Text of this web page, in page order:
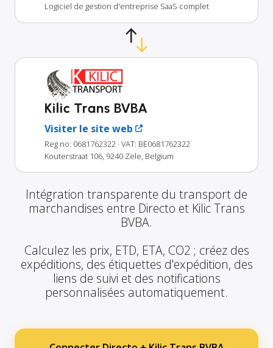
Logiciel de gestion d'entreprise SaaS complet
Kilic Trans BVBA
Visiter le site web
Reg no: 0681762322 · VAT: BE0681762322
Kouterstraat 106, 9240 Zele, Belgium
Intégration transparente du transport de
marchandises entre Directo et Kilic Trans
BVBA.
Calculez les prix, ETD, ETA, CO2 ; créez des
expéditions, des étiquettes d'expédition, des
liens de suivi et des notifications
personnalisées automatiquement.